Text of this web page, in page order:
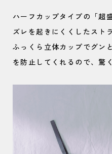
ハーフカップタイプの「超
ズレを起きにくくしたスト
ふっくら立体カップでグン
を防止してくれるので、驚